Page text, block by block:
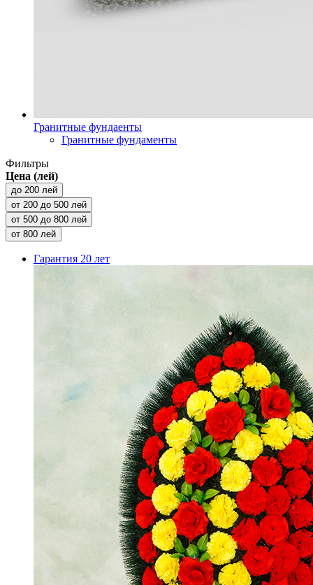
Гранитные фундаенты
Гранитные фундаменты
Фильтры
Цена (лей)
до 200 лей
от 200 до 500 лей
от 500 до 800 лей
от 800 лей
Гарантия 20 лет